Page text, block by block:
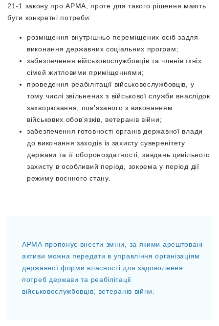
21-1 закону про АРМА, проте для такого рішення мають
бути конкретні потреби:
розміщення внутрішньо переміщених осіб задля
виконання державних соціальних програм;
забезпечення військовослужбовців та членів їхніх
сімей житловими приміщеннями;
проведення реабілітації військовослужбовців, у
тому числі звільнених з військової служби внаслідок
захворювання, пов’язаного з виконанням
військових обов’язків, ветеранів війни;
забезпечення готовності органів державної влади
до виконання заходів із захисту суверенітету
держави та її обороноздатності, завдань цивільного
захисту в особливий період, зокрема у період дії
режиму воєнного стану.
АРМА пропонує внести зміни, за якими арештовані
активи можна передати в управління організаціям
державної форми власності для задоволення
потреб держави та реабілітації
військовослужбовців, ветеранів війни.